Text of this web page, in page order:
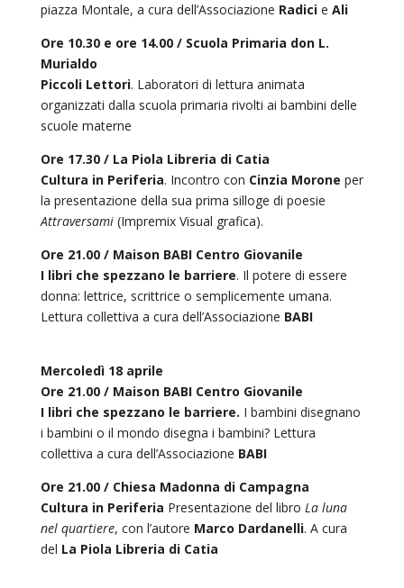
piazza Montale, a cura dell’Associazione Radici e Ali
Ore 10.30 e ore 14.00 / Scuola Primaria don L.
Murialdo
Piccoli Lettori. Laboratori di lettura animata
organizzati dalla scuola primaria rivolti ai bambini delle
scuole materne
Ore 17.30 / La Piola Libreria di Catia
Cultura in Periferia. Incontro con Cinzia Morone per
la presentazione della sua prima silloge di poesie
Attraversami (Impremix Visual grafica).
Ore 21.00 / Maison BABI Centro Giovanile
I libri che spezzano le barriere. Il potere di essere
donna: lettrice, scrittrice o semplicemente umana.
Lettura collettiva a cura dell’Associazione BABI
Mercoledì 18 aprile
Ore 21.00 / Maison BABI Centro Giovanile
I libri che spezzano le barriere. I bambini disegnano
i bambini o il mondo disegna i bambini? Lettura
collettiva a cura dell’Associazione BABI
Ore 21.00 / Chiesa Madonna di Campagna
Cultura in Periferia Presentazione del libro La luna
nel quartiere, con l’autore Marco Dardanelli. A cura
del La Piola Libreria di Catia